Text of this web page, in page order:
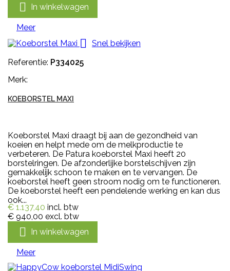
 In winkelwagen
Meer

Snel bekijken
Referentie: P334025
Merk:
KOEBORSTEL MAXI
Koeborstel Maxi draagt bij aan de gezondheid van
koeien en helpt mede om de melkproductie te
verbeteren. De Patura koeborstel Maxi heeft 20
borstelringen. De afzonderlijke borstelschijven zijn
gemakkelijk schoon te maken en te vervangen. De
koeborstel heeft geen stroom nodig om te functioneren.
De koeborstel heeft een pendelende werking en kan dus
ook...
€ 1.137,40 incl. btw
€ 940,00 excl. btw
 In winkelwagen
Meer